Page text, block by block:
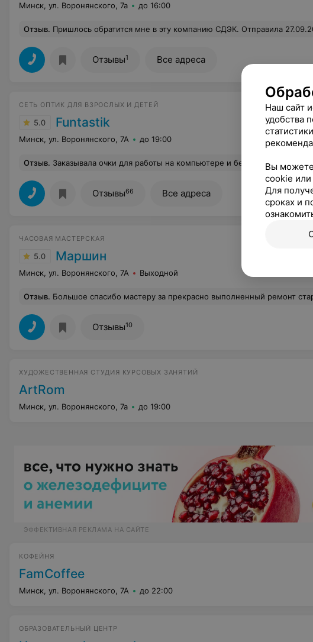
Минск, ул. Воронянского, 7а до 16:00
Отзыв. Пришлось обратится мне в эту компанию СДЭК. Отправила 27.09.2025г., посылку в Россию для дочери тёплые вещи. Как мне сказали в пункте приёма, что через два дня дочка получит посылку, что с ней свяжится курьер и договорится сней о времени передачи посылки, курьер оплачен, но сегодня 04.10.2025г, так с ней ни кто не связался и конечно же она посылку ещё не получила.Звонила я не однократно и ездила на пункт отправки в СДЭК, сказали примут меры, но ни чего не изменилось, так посылку дочка не получила. Прошу отреагировать
Отзывы1 Все адреса
СЕТЬ ОПТИК ДЛЯ ВЗРОСЛЫХ И ДЕТЕЙ
5.0 Funtastik
Минск, ул. Воронянского, 7А до 19:00
Отзыв. Заказывала очки для работы на компьютере и безумно довольна результатом. Окулист уделила большое внимание моей проблеме, тщательно подбирая рецепт, а консультант помогла с подбором оправы и капель для глаз. Все были предельно вежливы и действительно старались помочь в выборе. Порадовала общая цена за все, а также асортимент
Отзывы66 Все адреса
ЧАСОВАЯ МАСТЕРСКАЯ
5.0 Маршин
Минск, ул. Воронянского, 7А Выходной
Отзыв. Большое спасибо мастеру за прекрасно выполненный ремонт старых настенных часов! Рекомендую
Отзывы10
ХУДОЖЕСТВЕННАЯ СТУДИЯ КУРСОВЫХ ЗАНЯТИЙ
ArtRom
Минск, ул. Воронянского, 7а до 19:00
ЭФФЕКТИВНАЯ РЕКЛАМА НА САЙТЕ
КОФЕЙНЯ
FamCoffee
Минск, ул. Воронянского, 7А до 22:00
ОБРАЗОВАТЕЛЬНЫЙ ЦЕНТР
Наш сайт
удобства
Вы можете
cookie или
Для
сроках и